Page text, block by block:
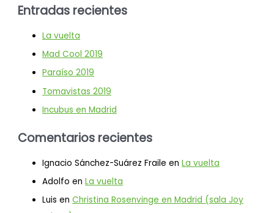
Entradas recientes
La vuelta
Mad Cool 2019
Paraíso 2019
Tomavistas 2019
Incubus en Madrid
Comentarios recientes
Ignacio Sánchez-Suárez Fraile enLa vuelta
Adolfo enLa vuelta
Luis enChristina Rosenvinge en Madrid (sala Joy